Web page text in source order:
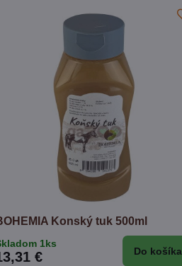
Konský tuk 500ml
1ks
€ Do košíka